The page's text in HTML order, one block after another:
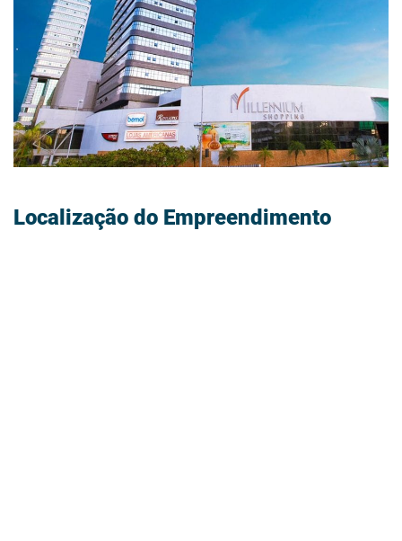
DETALHES
Localização do Empreendimento